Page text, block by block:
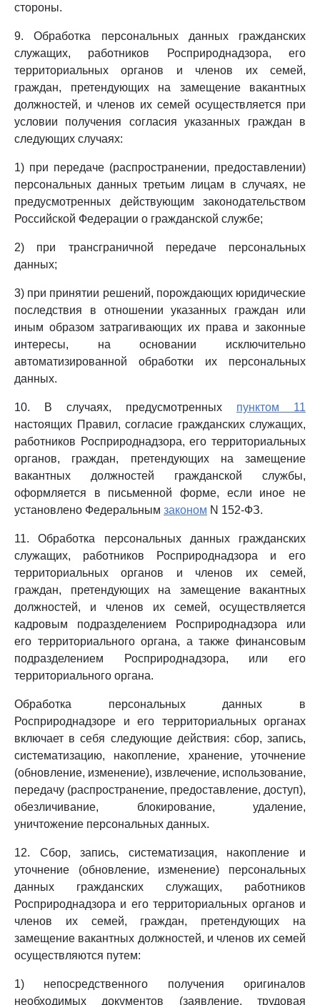
стороны.
9. Обработка персональных данных гражданских
служащих, работников Росприроднадзора, его
территориальных органов и членов их семей,
граждан, претендующих на замещение вакантных
должностей, и членов их семей осуществляется при
условии получения согласия указанных граждан в
следующих случаях:
1) при передаче (распространении, предоставлении)
персональных данных третьим лицам в случаях, не
предусмотренных действующим законодательством
Российской Федерации о гражданской службе;
2) при трансграничной передаче персональных
данных;
3) при принятии решений, порождающих юридические
последствия в отношении указанных граждан или
иным образом затрагивающих их права и законные
интересы, на основании исключительно
автоматизированной обработки их персональных
данных.
10. В случаях, предусмотренных пунктом 11
настоящих Правил, согласие гражданских служащих,
работников Росприроднадзора, его территориальных
органов, граждан, претендующих на замещение
вакантных должностей гражданской службы,
оформляется в письменной форме, если иное не
установлено Федеральным законом N 152-ФЗ.
11. Обработка персональных данных гражданских
служащих, работников Росприроднадзора и его
территориальных органов и членов их семей,
граждан, претендующих на замещение вакантных
должностей, и членов их семей, осуществляется
кадровым подразделением Росприроднадзора или
его территориального органа, а также финансовым
подразделением Росприроднадзора, или его
территориального органа.
Обработка персональных данных в
Росприроднадзоре и его территориальных органах
включает в себя следующие действия: сбор, запись,
систематизацию, накопление, хранение, уточнение
(обновление, изменение), извлечение, использование,
передачу (распространение, предоставление, доступ),
обезличивание, блокирование, удаление,
уничтожение персональных данных.
12. Сбор, запись, систематизация, накопление и
уточнение (обновление, изменение) персональных
данных гражданских служащих, работников
Росприроднадзора и его территориальных органов и
членов их семей, граждан, претендующих на
замещение вакантных должностей, и членов их семей
осуществляются путем:
1) непосредственного получения оригиналов
необходимых документов (заявление, трудовая